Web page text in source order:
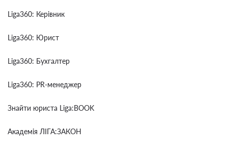
Liga360: Керівник
Liga360: Юрист
Liga360: Бухгалтер
Liga360: PR-менеджер
Знайти юриста Liga:BOOK
Академія ЛІГА:ЗАКОН